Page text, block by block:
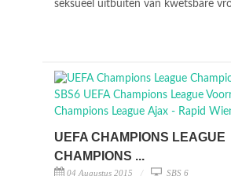
seksueel uitbuiten van kwetsbare
UEFA CHAMPIONS LEAGUE
CHAMPIONS ...
04 Augustus 2015 SBS 6